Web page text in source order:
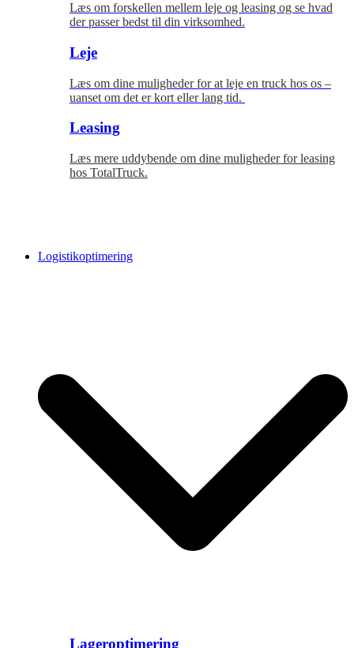
Læs om forskellen mellem leje og leasing og se hvad
der passer bedst til din virksomhed.
Leje
Læs om dine muligheder for at leje en truck hos os –
uanset om det er kort eller lang tid.
Leasing
Læs mere uddybende om dine muligheder for leasing
hos TotalTruck.
Logistikoptimering
Lageroptimering